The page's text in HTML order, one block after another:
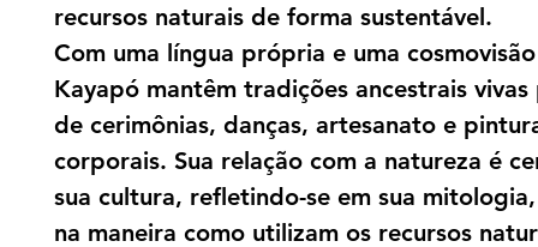
recursos naturais de forma sustentável.
Com uma língua própria e uma
Kayapó mantêm tradições ancestrais
de cerimônias, danças, artesanato e
corporais. Sua relação com a natureza é
sua cultura, refletindo-se em sua
na maneira como utilizam os recursos